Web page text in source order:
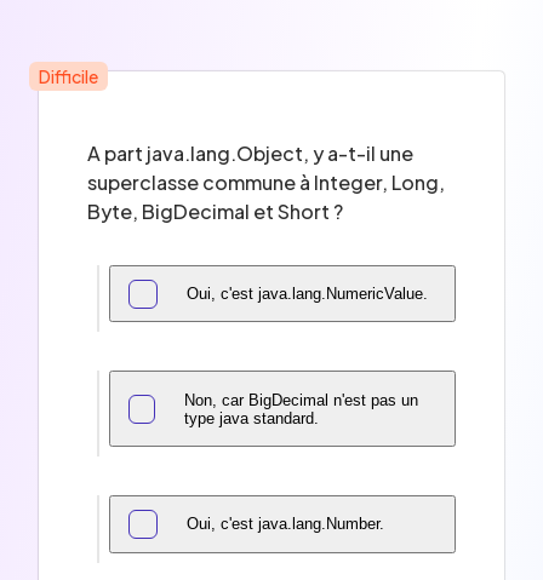
Difficile
A part java.lang.Object, y a-t-il une
superclasse commune à Integer, Long,
Byte, BigDecimal et Short ?
Oui, c'est java.lang.NumericValue.
Non, car BigDecimal n'est pas un
type java standard.
Oui, c'est java.lang.Number.